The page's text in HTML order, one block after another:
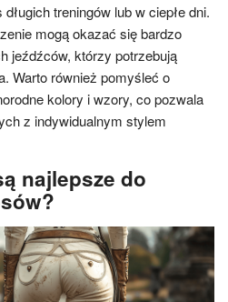
treningów lub w ciepłe dni.
mogą okazać się bardzo
jeźdźców, którzy potrzebują
Warto również pomyśleć o
kolory i wzory, co pozwala
z indywidualnym stylem
najlepsze do